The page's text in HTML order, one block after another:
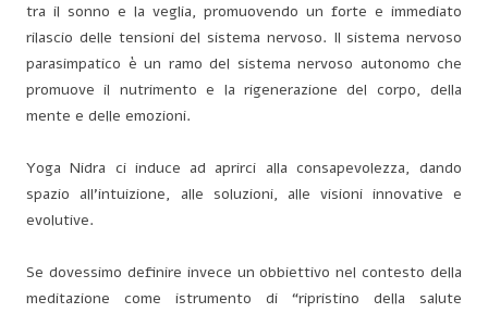
tra il sonno e la veglia, promuovendo un forte e immediato
rilascio delle tensioni del sistema nervoso. Il sistema nervoso
parasimpatico è un ramo del sistema nervoso autonomo che
promuove il nutrimento e la rigenerazione del corpo, della
mente e delle emozioni.
Yoga Nidra ci induce ad aprirci alla consapevolezza, dando
spazio all’intuizione, alle soluzioni, alle visioni innovative e
evolutive.
Se dovessimo definire invece un obbiettivo nel contesto della
meditazione come istrumento di “ripristino della salute